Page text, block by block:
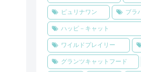
ピュリナワン ブラ
ハッピ－キャット
ワイルドプレイリー
グランツキャットフード